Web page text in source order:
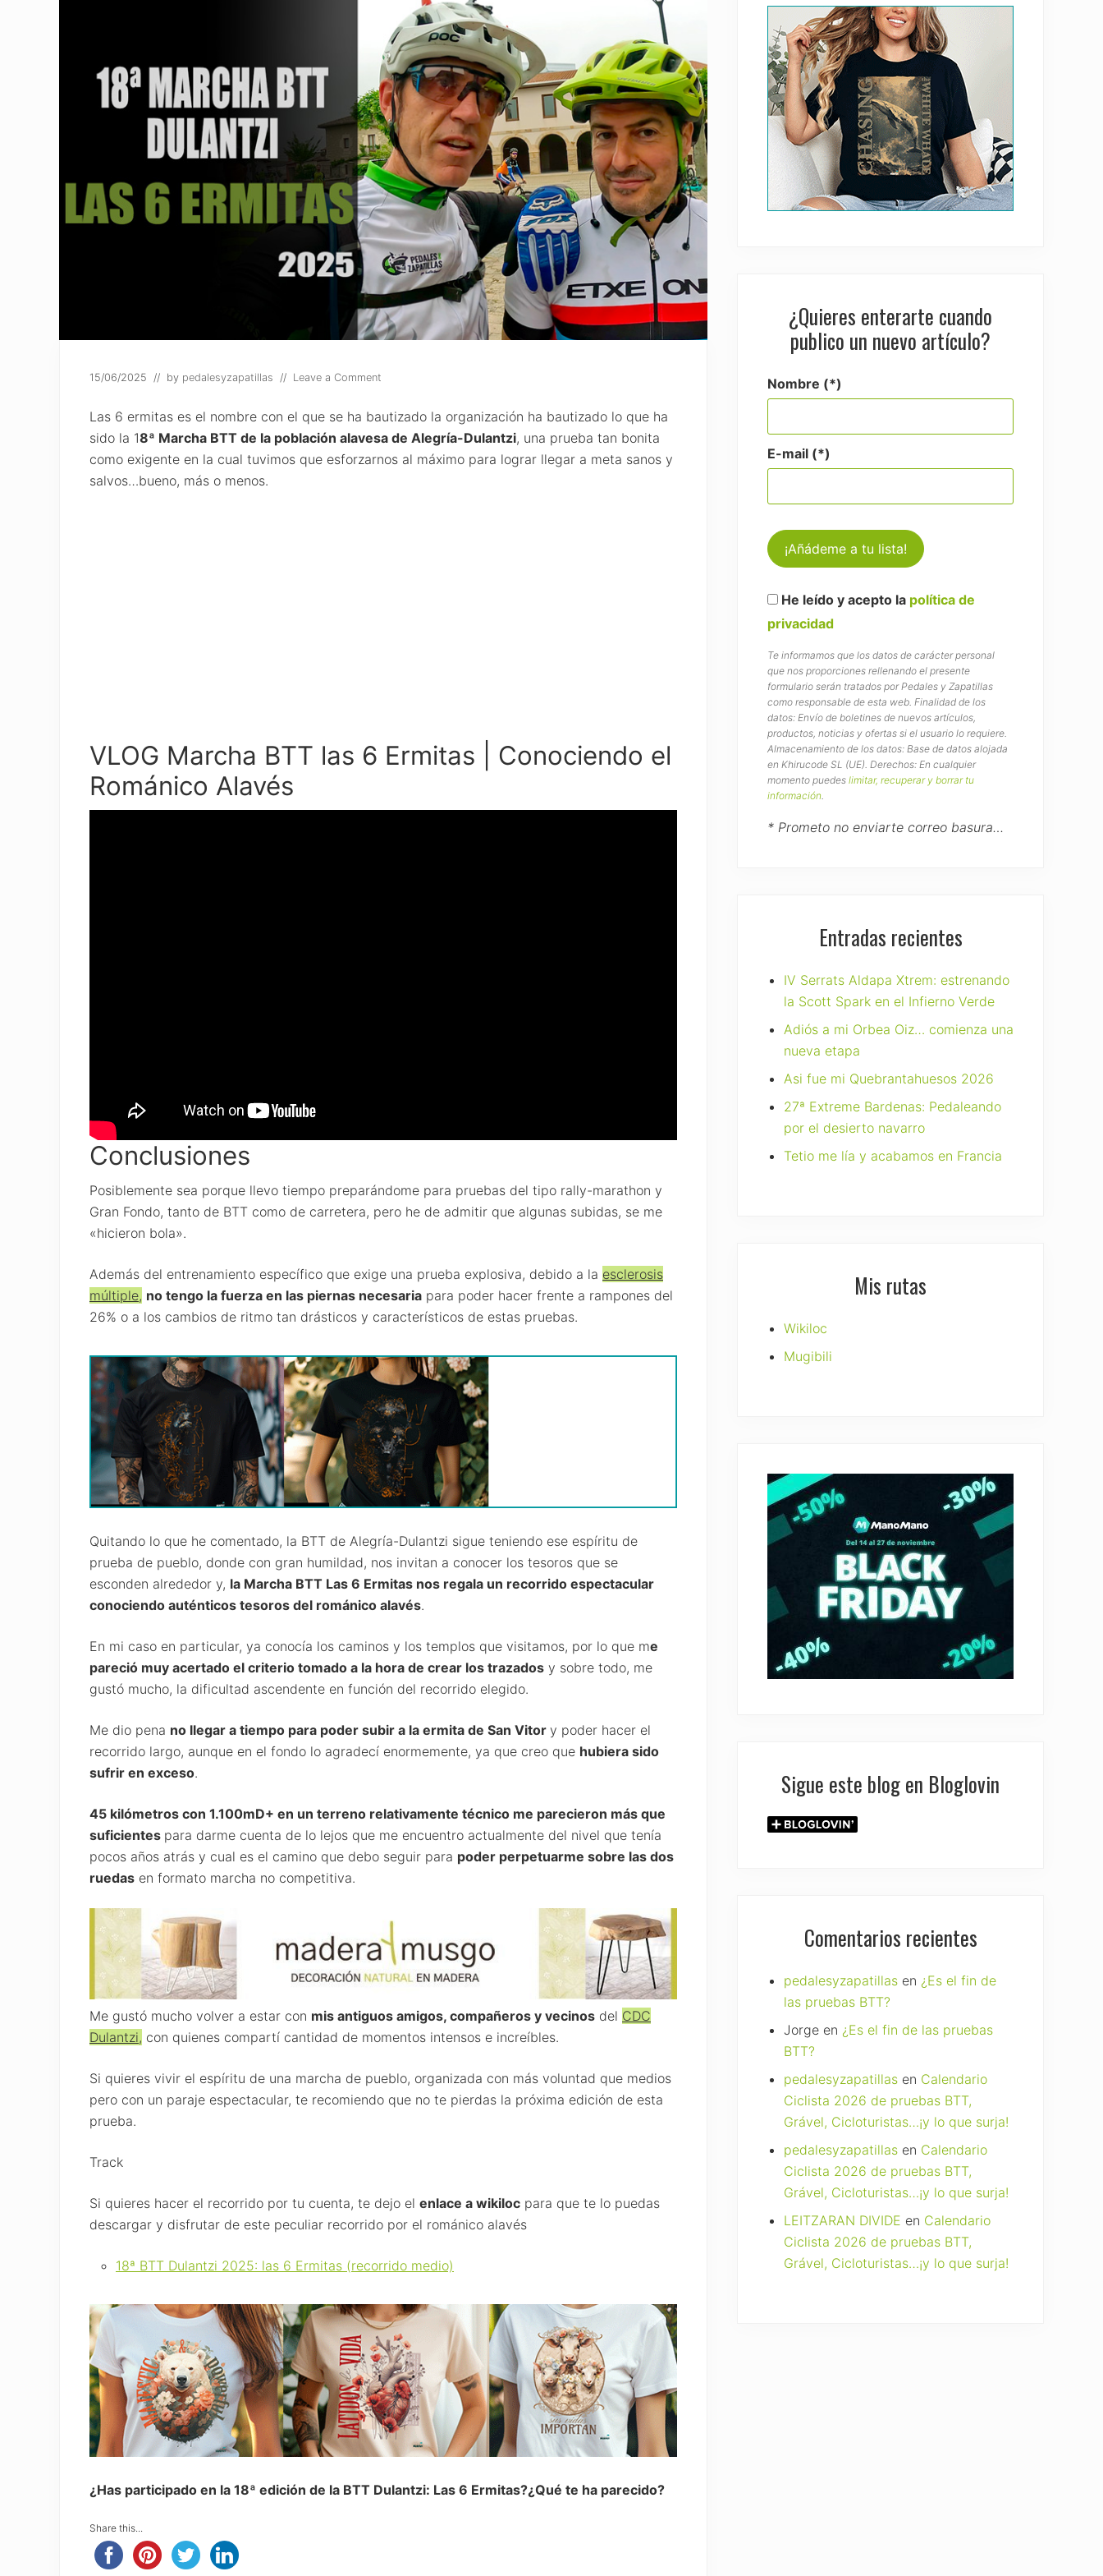
15/06/2025 // by pedalesyzapatillas // Leave a Comment
Las 6 ermitas es el nombre con el que se ha bautizado la organización ha bautizado lo que ha
sido la 18ª Marcha BTT de la población alavesa de Alegría-Dulantzi, una prueba tan bonita
como exigente en la cual tuvimos que esforzarnos al máximo para lograr llegar a meta sanos y
salvos…bueno, más o menos.
VLOG Marcha BTT las 6 Ermitas | Conociendo el
Románico Alavés
Conclusiones
Posiblemente sea porque llevo tiempo preparándome para pruebas del tipo rally-marathon y
Gran Fondo, tanto de BTT como de carretera, pero he de admitir que algunas subidas, se me
«hicieron bola».
Además del entrenamiento específico que exige una prueba explosiva, debido a la esclerosis
múltiple, no tengo la fuerza en las piernas necesaria para poder hacer frente a rampones del
26% o a los cambios de ritmo tan drásticos y característicos de estas pruebas.
Quitando lo que he comentado, la BTT de Alegría-Dulantzi sigue teniendo ese espíritu de
prueba de pueblo, donde con gran humildad, nos invitan a conocer los tesoros que se
esconden alrededor y, la Marcha BTT Las 6 Ermitas nos regala un recorrido espectacular
conociendo auténticos tesoros del románico alavés.
En mi caso en particular, ya conocía los caminos y los templos que visitamos, por lo que me
pareció muy acertado el criterio tomado a la hora de crear los trazados y sobre todo, me
gustó mucho, la dificultad ascendente en función del recorrido elegido.
Me dio pena no llegar a tiempo para poder subir a la ermita de San Vitor y poder hacer el
recorrido largo, aunque en el fondo lo agradecí enormemente, ya que creo que hubiera sido
sufrir en exceso.
45 kilómetros con 1.100mD+ en un terreno relativamente técnico me parecieron más que
suficientes para darme cuenta de lo lejos que me encuentro actualmente del nivel que tenía
pocos años atrás y cual es el camino que debo seguir para poder perpetuarme sobre las dos
ruedas en formato marcha no competitiva.
Me gustó mucho volver a estar con mis antiguos amigos, compañeros y vecinos del CDC
Dulantzi, con quienes compartí cantidad de momentos intensos e increíbles.
Si quieres vivir el espíritu de una marcha de pueblo, organizada con más voluntad que medios
pero con un paraje espectacular, te recomiendo que no te pierdas la próxima edición de esta
prueba.
Track
Si quieres hacer el recorrido por tu cuenta, te dejo el enlace a wikiloc para que te lo puedas
descargar y disfrutar de este peculiar recorrido por el románico alavés
18ª BTT Dulantzi 2025: las 6 Ermitas (recorrido medio)
¿Has participado en la 18ª edición de la BTT Dulantzi: Las 6 Ermitas?¿Qué te ha parecido?
Share this...
Sidebar
¿Quieres enterarte cuando
publico un nuevo artículo?
Nombre (*)
E-mail (*)
He leído y acepto la política de
privacidad
Te informamos que los datos de carácter personal
que nos proporciones rellenando el presente
formulario serán tratados por Pedales y Zapatillas
como responsable de esta web. Finalidad de los
datos: Envío de boletines de nuevos artículos,
productos, noticias y ofertas si el usuario lo requiere.
Almacenamiento de los datos: Base de datos alojada
en Khirucode SL (UE). Derechos: En cualquier
momento puedes limitar, recuperar y borrar tu
información
* Prometo no enviarte correo basura…
Entradas recientes
IV Serrats Aldapa Xtrem: estrenando
la Scott Spark en el Infierno Verde
Adiós a mi Orbea Oiz… comienza una
nueva etapa
Asi fue mi Quebrantahuesos 2026
27ª Extreme Bardenas: Pedaleando
por el desierto navarro
Tetio me lía y acabamos en Francia
Mis rutas
Wikiloc
Mugibili
Sigue este blog en Bloglovin
Comentarios recientes
pedalesyzapatillas en ¿Es el fin de
las pruebas BTT?
Jorge en ¿Es el fin de las pruebas
BTT?
pedalesyzapatillas en Calendario
Ciclista 2026 de pruebas BTT,
Grável, Cicloturistas…¡y lo que surja!
pedalesyzapatillas en Calendario
Ciclista 2026 de pruebas BTT,
Grável, Cicloturistas…¡y lo que surja!
LEITZARAN DIVIDE en Calendario
Ciclista 2026 de pruebas BTT,
Grável, Cicloturistas…¡y lo que surja!